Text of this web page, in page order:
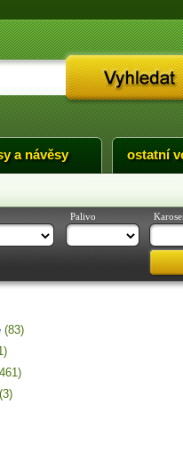
a návěsy ostatní
Palivo
(83)
(3)